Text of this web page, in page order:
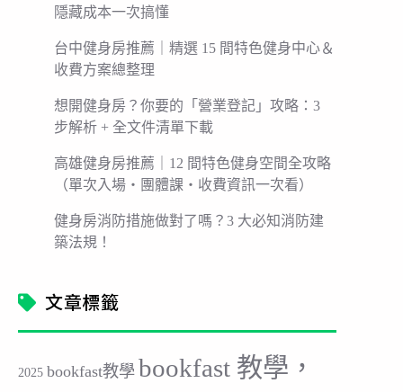
隱藏成本一次搞懂
台中健身房推薦｜精選 15 間特色健身中心＆
收費方案總整理
想開健身房？你要的「營業登記」攻略：3
步解析 + 全文件清單下載
高雄健身房推薦｜12 間特色健身空間全攻略
（單次入場・團體課・收費資訊一次看）
健身房消防措施做對了嗎？3 大必知消防建
築法規！
文章標籤
2025 bookfast教學 bookfast 教學，